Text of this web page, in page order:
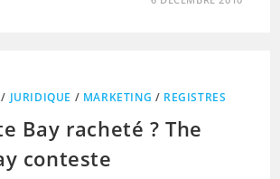
/ JURIDIQUE / MARKETING / REGISTRES
Bay racheté ? The
conteste